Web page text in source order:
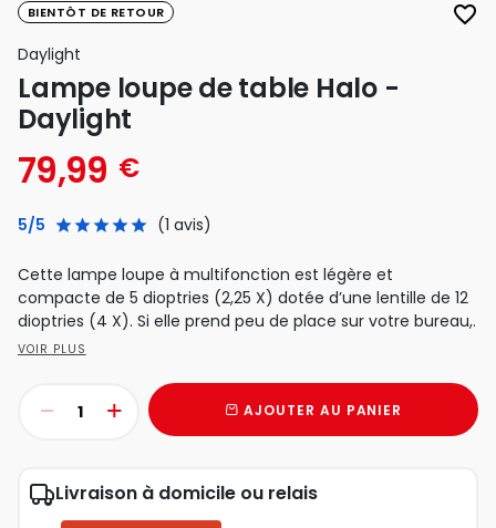
BIENTÔT DE RETOUR favorite_border
Daylight
Lampe loupe de table Halo -
Daylight
79,99 €
5/5 (1 avis)
Cette lampe loupe à multifonction est légère et
compacte de 5 dioptries (2,25 X) dotée d’une lentille de 12
dioptries (4 X). Si elle prend peu de place sur votre bureau,.
VOIR PLUS
AJOUTER AU PANIER
Livraison à domicile ou relais